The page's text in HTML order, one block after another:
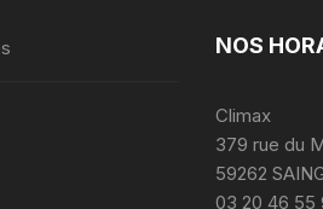
NOS
Climax
379 rue du
59262
03 20 46 55